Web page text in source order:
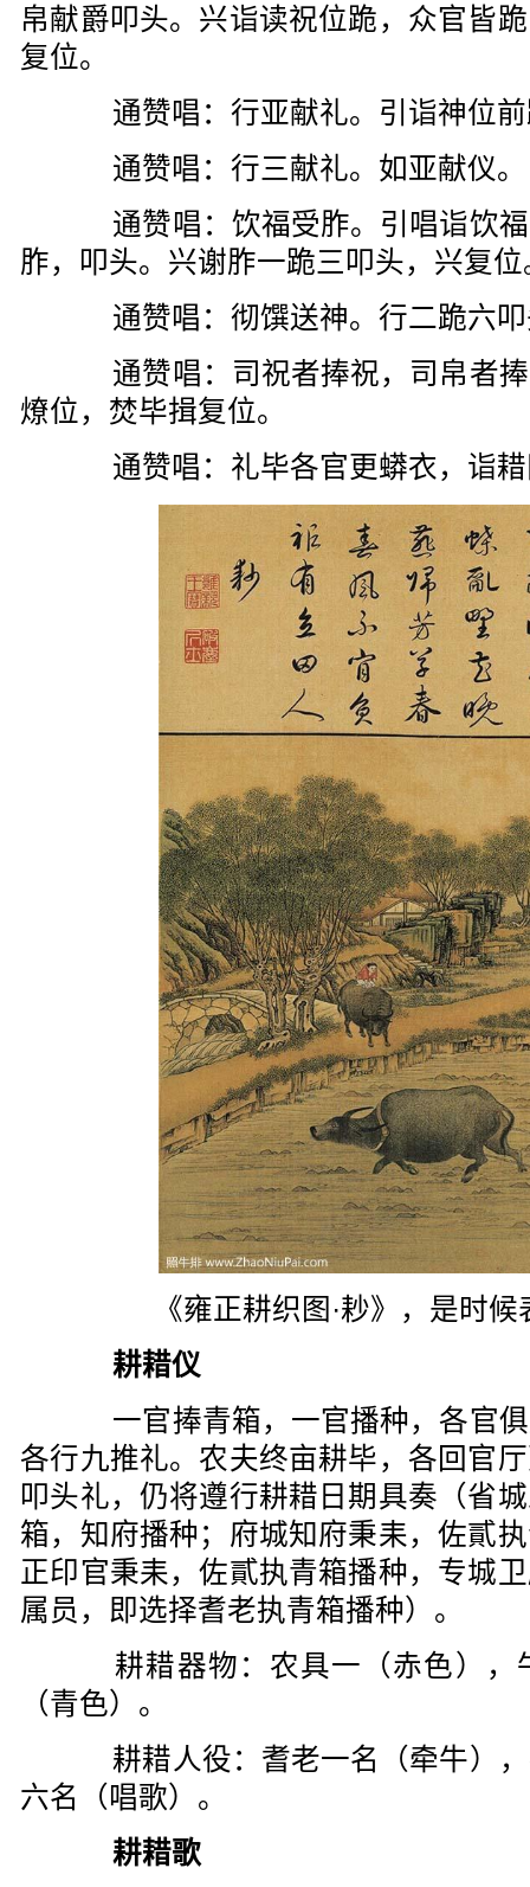
帛献爵叩头。兴诣读祝位跪，众官皆
复位。
通赞唱：行亚献礼。引诣神位前
通赞唱：行三献礼。如亚献仪。
通赞唱：饮福受胙。引唱诣饮福
胙，叩头。兴谢胙一跪三叩头，兴复位
通赞唱：彻馔送神。行二跪六叩
通赞唱：司祝者捧祝，司帛者捧
燎位，焚毕揖复位。
通赞唱：礼毕各官更蟒衣，诣耤
《雍正耕织图·耖》，是时
耕耤仪
一官捧青箱，一官播种，各官俱
各行九推礼。农夫终亩耕毕，各回官
叩头礼，仍将遵行耕耤日期具奏（省
箱，知府播种；府城知府秉耒，佐貳
正印官秉耒，佐貳执青箱播种，专城
属员，即选择耆老执青箱播种）。
耕耤器物：农具一（赤色），
（青色）。
耕耤人役：耆老一名（牵牛），
六名（唱歌）。
耕耤歌